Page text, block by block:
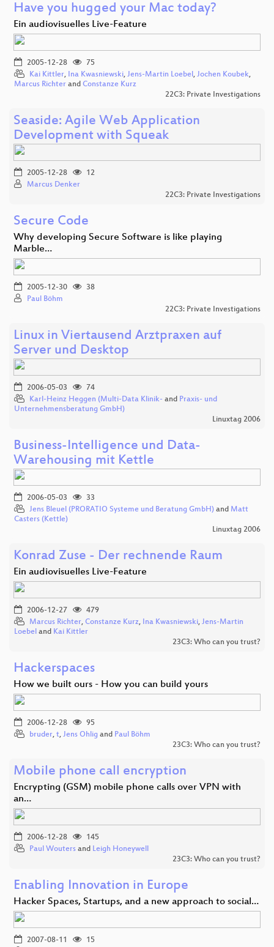
Have you hugged your Mac today?
Ein audiovisuelles Live-Feature
2005-12-28
75
Kai Kittler, Ina Kwasniewski, Jens-Martin Loebel, Jochen Koubek,
Marcus Richter and Constanze Kurz
22C3: Private Investigations
Seaside: Agile Web Application
Development with Squeak
2005-12-28
12
Marcus Denker
22C3: Private Investigations
Secure Code
Why developing Secure Software is like playing
Marble…
2005-12-30
38
Paul Böhm
22C3: Private Investigations
Linux in Viertausend Arztpraxen auf
Server und Desktop
2006-05-03
74
Karl-Heinz Heggen (Multi-Data Klinik- and Praxis- und
Unternehmensberatung GmbH)
Linuxtag 2006
Business-Intelligence und Data-
Warehousing mit Kettle
2006-05-03
33
Jens Bleuel (PRORATIO Systeme und Beratung GmbH) and Matt
Casters (Kettle)
Linuxtag 2006
Konrad Zuse - Der rechnende Raum
Ein audiovisuelles Live-Feature
2006-12-27
479
Marcus Richter, Constanze Kurz, Ina Kwasniewski, Jens-Martin
Loebel and Kai Kittler
23C3: Who can you trust?
Hackerspaces
How we built ours - How you can build yours
2006-12-28
95
bruder, t, Jens Ohlig and Paul Böhm
23C3: Who can you trust?
Mobile phone call encryption
Encrypting (GSM) mobile phone calls over VPN with
an…
2006-12-28
145
Paul Wouters and Leigh Honeywell
23C3: Who can you trust?
Enabling Innovation in Europe
Hacker Spaces, Startups, and a new approach to social…
2007-08-11 15